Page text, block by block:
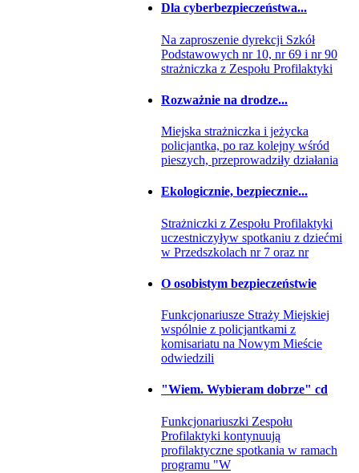
Dla cyberbezpieczeństwa...
Na zaproszenie dyrekcji Szkół
Podstawowych nr 10, nr 69 i nr 90
strażniczka z Zespołu Profilaktyki
Rozważnie na drodze...
Miejska strażniczka i jeżycka
policjantka, po raz kolejny wśród
pieszych, przeprowadziły działania
Ekologicznie, bezpiecznie...
Strażniczki z Zespołu Profilaktyki
uczestniczyływ spotkaniu z dziećmi
w Przedszkolach nr 7 oraz nr
O osobistym bezpieczeństwie
Funkcjonariusze Straży Miejskiej
wspólnie z policjantkami z
komisariatu na Nowym Mieście
odwiedzili
"Wiem. Wybieram dobrze" cd
Funkcjonariuszki Zespołu
Profilaktyki kontynuują
profilaktyczne spotkania w ramach
programu "W